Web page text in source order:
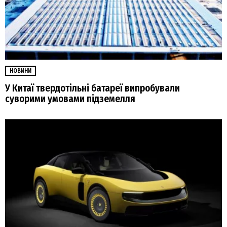
НОВИНИ
У Китаї твердотільні батареї випробували
суворими умовами підземелля